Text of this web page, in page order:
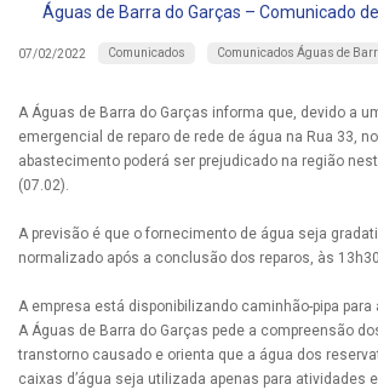
Águas de Barra do Garças – Comunicado
07/02/2022 Comunicados Comunicados Águas de
A Águas de Barra do Garças informa que, devido a
emergencial de reparo de rede de água na Rua 33,
abastecimento poderá ser prejudicado na região
(07.02).
A previsão é que o fornecimento de água seja
normalizado após a conclusão dos reparos, às
A empresa está disponibilizando caminhão-pipa para
A Águas de Barra do Garças pede a compreensão
transtorno causado e orienta que a água dos
caixas d’água seja utilizada apenas para atividades